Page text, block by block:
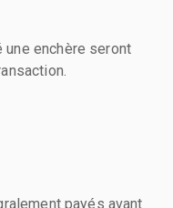
une enchère seront
payés avant